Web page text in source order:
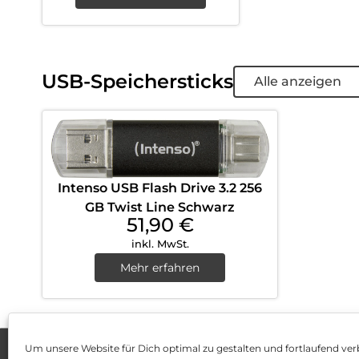
Um unsere Website für Dich optimal zu gestalten und fortlaufend
USB-Speichersticks Alle anzeigen
Intenso USB Flash Drive 3.2 256
GB Twist Line Schwarz
51,90 €
inkl. MwSt.
Mehr erfahren